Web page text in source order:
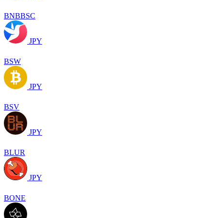
BNBBSC
JPY
BSW
JPY
BSV
JPY
BLUR
JPY
BONE